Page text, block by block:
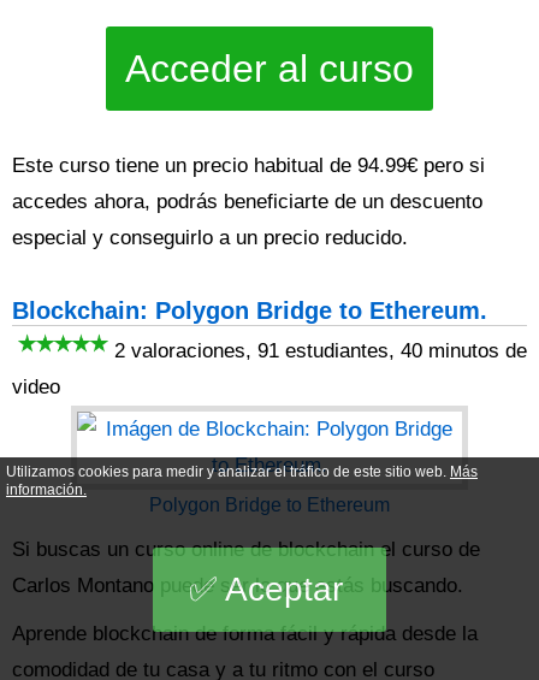
Acceder al curso
Este curso tiene un precio habitual de 94.99€ pero si
accedes ahora, podrás beneficiarte de un descuento
especial y conseguirlo a un precio reducido.
Blockchain: Polygon Bridge to Ethereum.
2 valoraciones, 91 estudiantes, 40 minutos de
video
Polygon Bridge to Ethereum
Si buscas un curso online de blockchain el curso de
Carlos Montano puede ser lo que estás buscando.
Aprende blockchain de forma fácil y rápida desde la
comodidad de tu casa y a tu ritmo con el curso
Utilizamos cookies para medir y analizar el tráfico de este sitio web. Más
información.
Aceptar